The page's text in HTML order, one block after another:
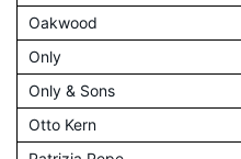
Oakwood
Only
Only & Sons
Otto Kern